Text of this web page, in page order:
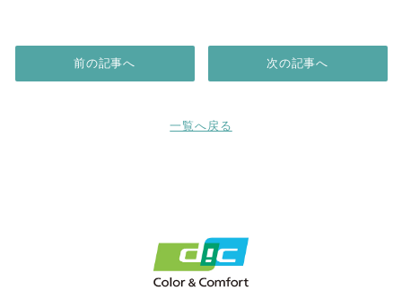
前の記事へ
一覧へ戻る
次の記事へ